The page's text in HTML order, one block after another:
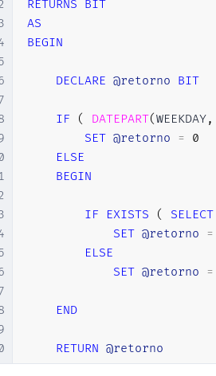
RETURNS BIT
AS
BEGIN
DECLARE @retorno BIT
IF ( DATEPART(WEEKDAY,
SET @retorno = 0
ELSE
BEGIN
IF EXISTS ( SELECT
SET @retorno =
ELSE
SET @retorno =
END
RETURN @retorno